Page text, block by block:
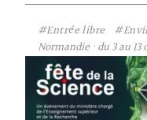
#Entrée libre
Normandie · du 3 au 13